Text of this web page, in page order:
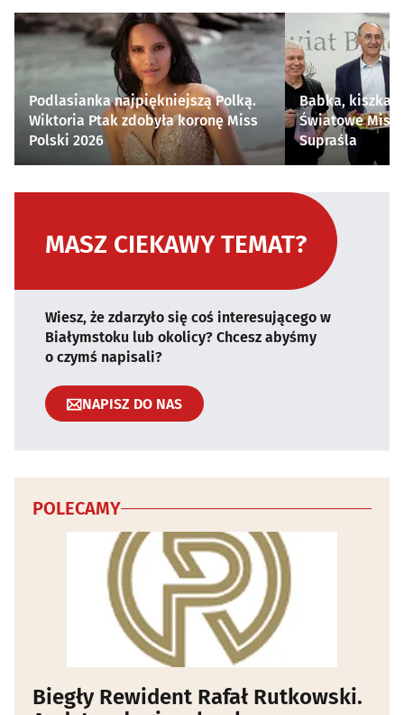
Podlasianka najpiękniejszą Polką.
Wiktoria Ptak zdobyła koronę Miss
Polski 2026
Babka, kiszka i
Światowe
Supraśla
MASZ CIEKAWY TEMAT?
Wiesz, że zdarzyło się coś interesującego w
Białymstoku lub okolicy? Chcesz abyśmy
o czymś napisali?
NAPISZ DO NAS
POLECAMY
Biegły Rewident Rafał Rutkowski.